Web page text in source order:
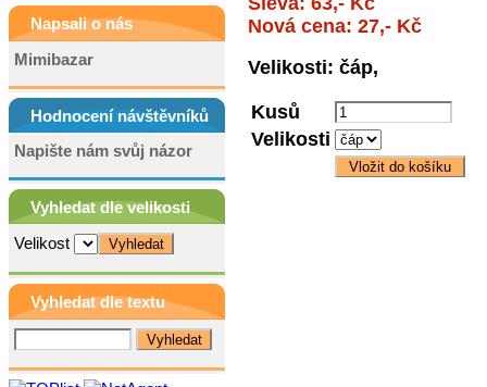
Napsali o nás
Mimibazar
Hodnocení návštěvníků
Napište nám svůj názor
Vyhledat dle velikosti
Velikost
Vyhledat dle textu
Nová cena: 27,- Kč
Velikosti: čáp,
Kusů
Velikosti